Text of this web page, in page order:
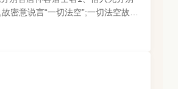
密意说言“一切法空”;一切法空故,